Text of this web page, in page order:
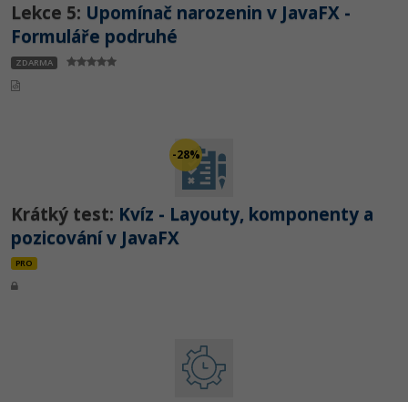
Lekce 5: Upomínač narozenin v JavaFX -
Formuláře podruhé
ZDARMA
-28%
Krátký test: Kvíz - Layouty, komponenty a
pozicování v JavaFX
PRO